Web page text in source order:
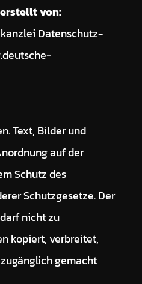
von:
Datenschutz-
Text, Bilder und
auf der
Schutz des
Schutzgesetze. Der
nicht zu
kopiert, verbreitet,
gemacht